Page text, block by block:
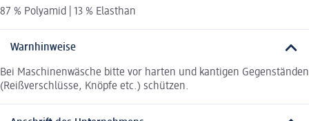
87 % Polyamid | 13 % Elasthan
Warnhinweise
Bei Maschinenwäsche bitte vor harten und kantigen Gegenständen
(Reißverschlüsse, Knöpfe etc.) schützen.